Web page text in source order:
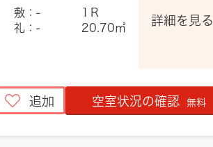
敷：-
礼：-
1Ｒ
20.70㎡
詳細を見る
追加 空室状況の確認 無料